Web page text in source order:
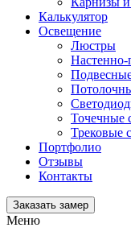
Калькулятор
Освещение
Люстры
Настенно-
Точечные
Трековые
Портфолио
Отзывы
Контакты
Заказать замер
Меню